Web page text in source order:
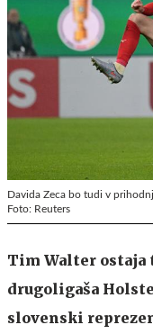
Davida Zeca bo tudi v
Foto: Reuters
Tim Walter ostaja
drugoligaša
slovenski